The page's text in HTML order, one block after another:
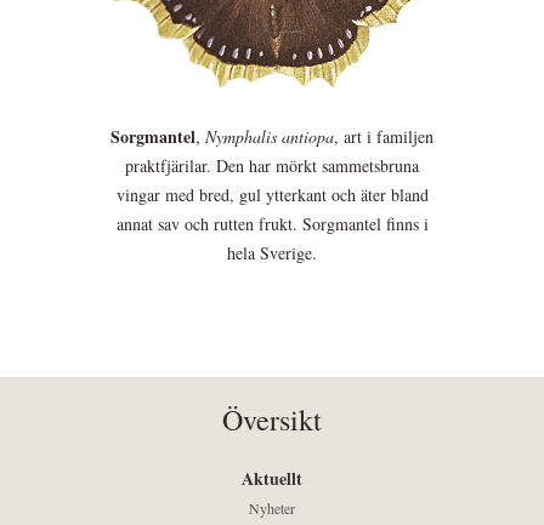
Sorgmantel, Nymphalis antiopa, art i familjen
praktfjärilar. Den har mörkt sammetsbruna
vingar med bred, gul ytterkant och äter bland
annat sav och rutten frukt. Sorgmantel finns i
hela Sverige.
Översikt
Aktuellt
Nyheter